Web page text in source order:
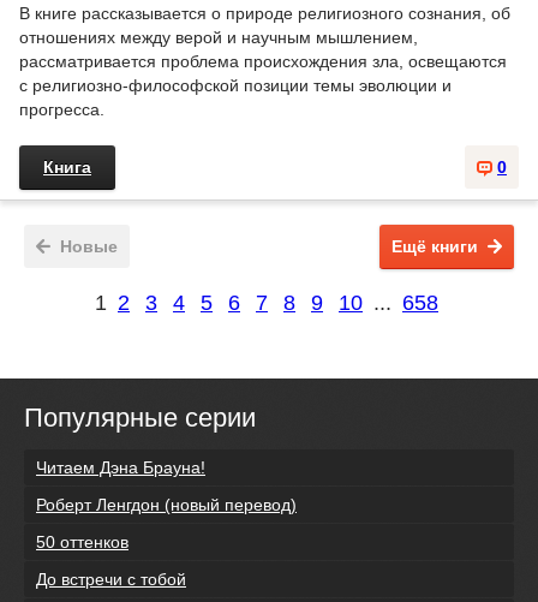
В книге рассказывается о природе религиозного сознания, об
отношениях между верой и научным мышлением,
рассматривается проблема происхождения зла, освещаются
с религиозно-философской позиции темы эволюции и
прогресса.
0
Книга
Новые Ещё книги
1 2 3 4 5 6 7 8 9 10 ... 658
Популярные серии
Читаем Дэна Брауна!
Роберт Ленгдон (новый перевод)
50 оттенков
До встречи с тобой